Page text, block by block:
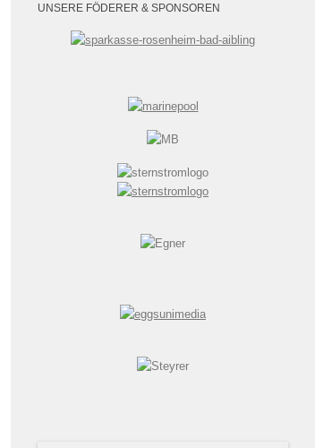
UNSERE FÖDERER & SPONSOREN